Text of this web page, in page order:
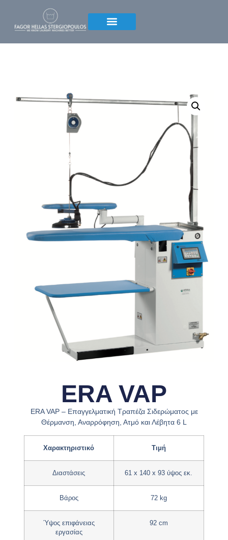
ERA VAP
ERA VAP – Επαγγελματική Τραπέζα Σιδερώματος με
Θέρμανση, Αναρρόφηση, Ατμό και Λέβητα 6 L
Χαρακτηριστικό Τιμή
Διαστάσεις 61 x 140 x 93 ύψος εκ.
Βάρος 72 kg
Ύψος επιφάνειας
εργασίας
92 cm